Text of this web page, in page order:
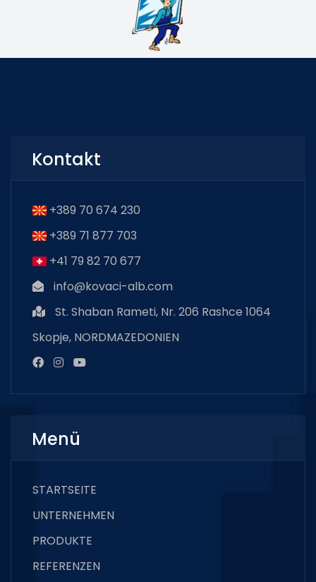
Kontakt
+389 70 674 230
+389 71 877 703
+41 79 82 70 677
info@kovaci-alb.com
St. Shaban Rameti, Nr. 206 Rashce 1064
Skopje, NORDMAZEDONIEN
Menü
STARTSEITE
UNTERNEHMEN
PRODUKTE
REFERENZEN